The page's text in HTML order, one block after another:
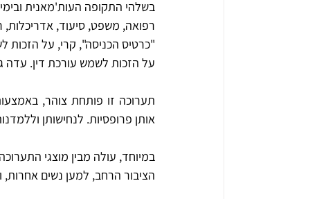
בשלהי התקופה העות'מאנית
רפואה, משפט, סיעוד, אדריכלות,
"כרטיס הכניסה", קרי, על הזכות
על הזכות לשמש עורכת דין. עדה
אותן פרופסיות. לנחישותן
הציבור הרחב, למען נשים אחרות,